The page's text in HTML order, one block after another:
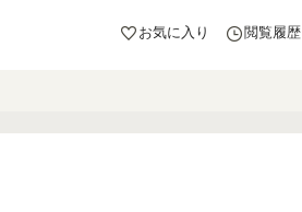
お気に入り 閲覧履歴